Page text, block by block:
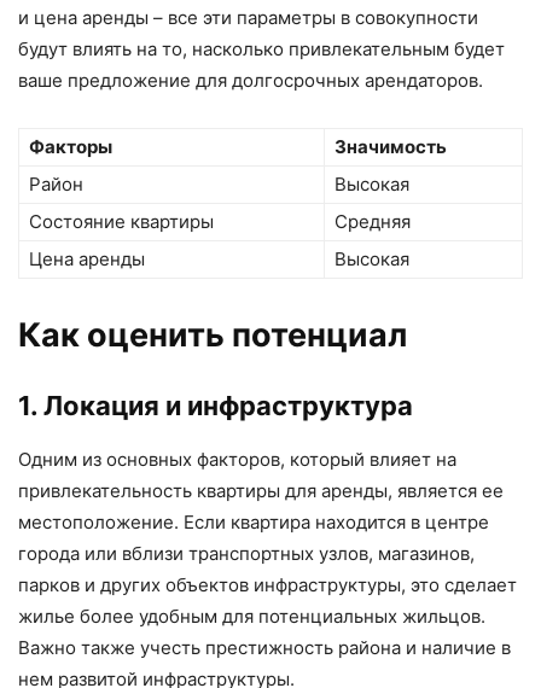
и цена аренды – все эти параметры в совокупности
будут влиять на то, насколько привлекательным будет
ваше предложение для долгосрочных арендаторов.
Факторы
Значимость
Район
Высокая
Состояние квартиры
Средняя
Цена аренды
Высокая
Как оценить потенциал
1. Локация и инфраструктура
Одним из основных факторов, который влияет на
привлекательность квартиры для аренды, является ее
местоположение. Если квартира находится в центре
города или вблизи транспортных узлов, магазинов,
парков и других объектов инфраструктуры, это сделает
жилье более удобным для потенциальных жильцов.
Важно также учесть престижность района и наличие в
нем развитой инфраструктуры.